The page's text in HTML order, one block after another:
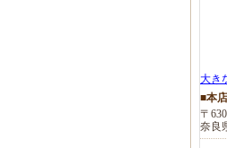
大き
■本店
〒
奈良